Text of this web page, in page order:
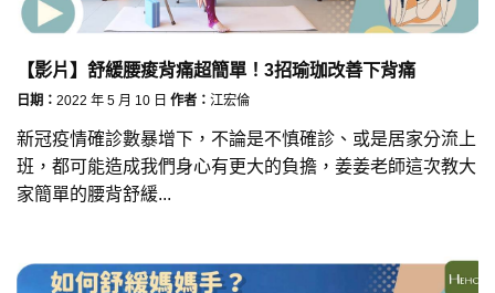
【影片】舒緩腰痠背痛超簡單！3招瑜珈改善下背痛
日期： 2022 年 5 月 10 日 作者： 江宏倫
新冠疫情確診數暴增下，不論是不慎確診、或是居家分流上
班，都可能造成我們身心有更大的負擔，姜姜老師這次教大
家簡單的腰背舒緩...